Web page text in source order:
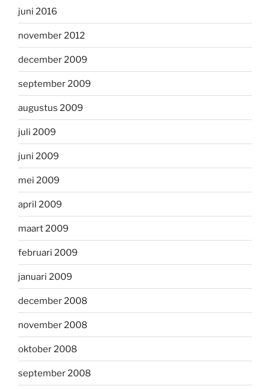
juni 2016
november 2012
december 2009
september 2009
augustus 2009
juli 2009
juni 2009
mei 2009
april 2009
maart 2009
februari 2009
januari 2009
december 2008
november 2008
oktober 2008
september 2008